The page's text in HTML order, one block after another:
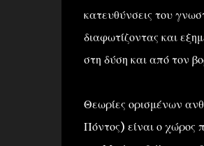
κατευθύνσεις του
διαφωτίζοντας και
στη δύση και από τον
Θεωρίες ορισμένων
Πόντος) είναι ο